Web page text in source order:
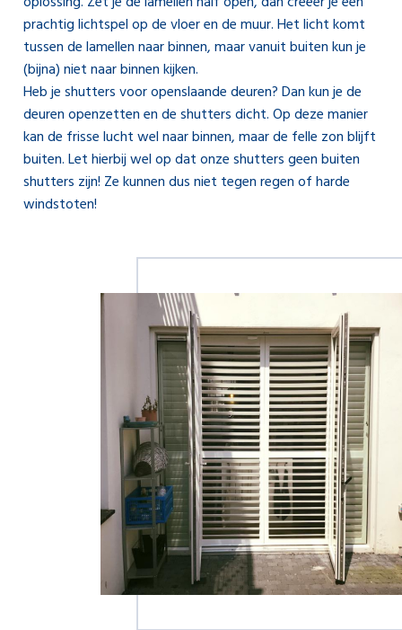
prachtig lichtspel op de vloer en de muur. Het licht komt
tussen de lamellen naar binnen, maar vanuit buiten kun je
(bijna) niet naar binnen kijken.
Heb je shutters voor openslaande deuren? Dan kun je de
deuren openzetten en de shutters dicht. Op deze manier
kan de frisse lucht wel naar binnen, maar de felle zon blijft
buiten. Let hierbij wel op dat onze shutters geen buiten
shutters zijn! Ze kunnen dus niet tegen regen of harde
windstoten!